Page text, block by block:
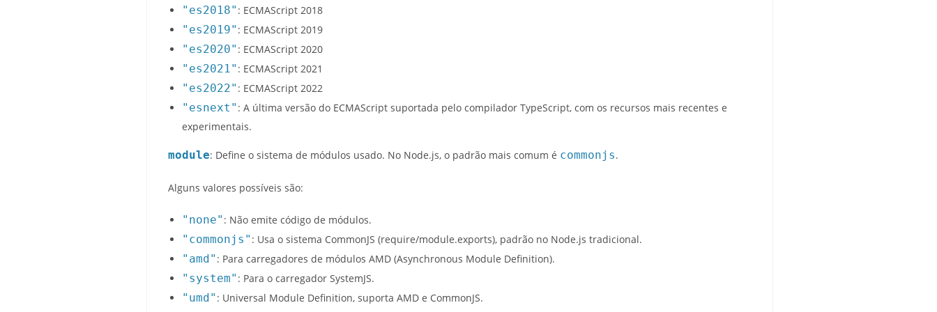
"es2018" : ECMAScript 2018
"es2019" : ECMAScript 2019
"es2020" : ECMAScript 2020
"es2021" : ECMAScript 2021
"es2022" : ECMAScript 2022
"esnext" : A última versão do ECMAScript suportada pelo compilador TypeScript, com os recursos mais recentes e
experimentais.
module: Define o sistema de módulos usado. No Node.js, o padrão mais comum é commonjs.
Alguns valores possíveis são:
"none" : Não emite código de módulos.
"commonjs" : Usa o sistema CommonJS (require/module.exports), padrão no Node.js tradicional.
"amd" : Para carregadores de módulos AMD (Asynchronous Module Definition).
"system" : Para o carregador SystemJS.
"umd" : Universal Module Definition, suporta AMD e CommonJS.